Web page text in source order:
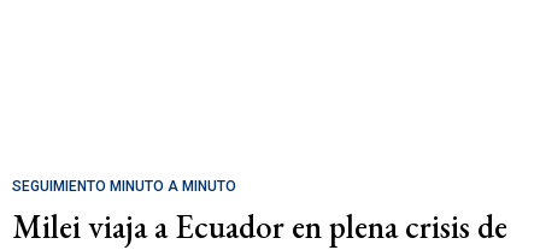
SEGUIMIENTO MINUTO A MINUTO
Milei viaja a Ecuador en plena crisis de